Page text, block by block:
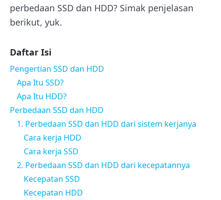
perbedaan SSD dan HDD? Simak penjelasan
berikut, yuk.
Daftar Isi
Pengertian SSD dan HDD
Apa Itu SSD?
Apa Itu HDD?
Perbedaan SSD dan HDD
1. Perbedaan SSD dan HDD dari sistem kerjanya
Cara kerja HDD
Cara kerja SSD
2. Perbedaan SSD dan HDD dari kecepatannya
Kecepatan SSD
Kecepatan HDD